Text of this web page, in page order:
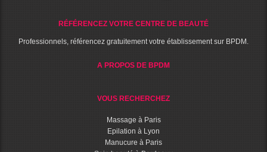
RÉFÉRENCEZ VOTRE CENTRE DE BEAUTÉ
Professionnels, référencez gratuitement votre établissement sur BPDM.
A PROPOS DE BPDM
VOUS RECHERCHEZ
Massage à Paris
Epilation à Lyon
Manucure à Paris